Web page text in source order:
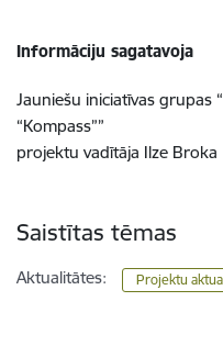
Informāciju sagatavoja
Jauniešu iniciatīvas grupas
“Kompass””
projektu vadītāja Ilze Broka
Saistītas tēmas
Aktualitātes: Projektu